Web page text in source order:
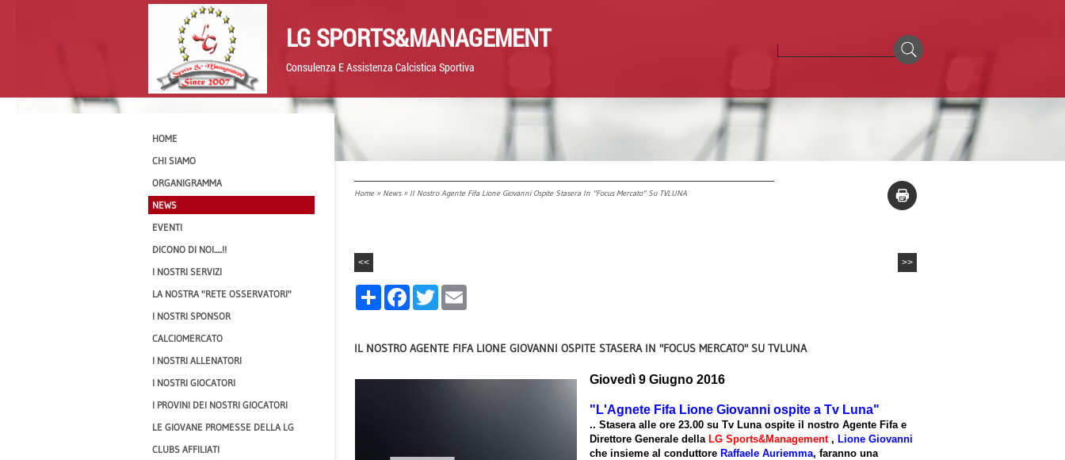
LG SPORTS&MANAGEMENT
Consulenza E Assistenza Calcistica Sportiva
Home» News» Il Nostro Agente Fifa Lione Giovanni Ospite Stasera In "Focus Mercato" Su TVLUNA
<< >>
Share FacebookTwitter
IL NOSTRO AGENTE FIFA LIONE GIOVANNI OSPITE STASERA IN "FOCUS MERCATO" SU TVLUNA
Giovedì 9 Giugno 2016
"L'Agnete Fifa Lione Giovanni ospite a Tv Luna"
.. Stasera alle ore 23.00 su Tv Luna ospite il nostro Agente Fifa e
Direttore Generale della LG Sports&Management, Lione Giovanni
che insieme al conduttore Raffaele Auriemma, faranno una
HOME
CHI SIAMO
ORGANIGRAMMA
NEWS
EVENTI
DICONO DI NOI.....!!
I NOSTRI SERVIZI
LA NOSTRA "RETE OSSERVATORI"
I NOSTRI SPONSOR
CALCIOMERCATO
I NOSTRI ALLENATORI
I NOSTRI GIOCATORI
I PROVINI DEI NOSTRI GIOCATORI
LE GIOVANE PROMESSE DELLA LG
CLUBS AFFILIATI